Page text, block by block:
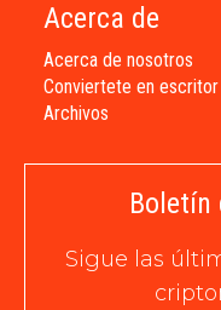
Acerca de
Acerca de nosotros
Conviertete en escritor
Archivos
Boletín
Sigue las